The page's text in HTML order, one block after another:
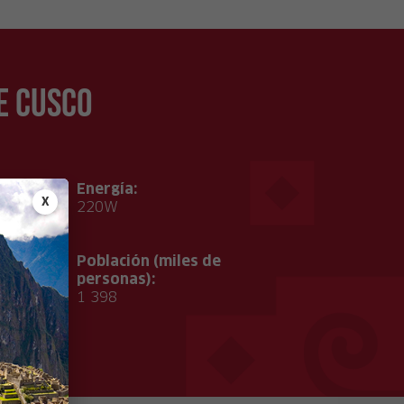
X
Energía:
220W
Población (miles de
personas):
1 398